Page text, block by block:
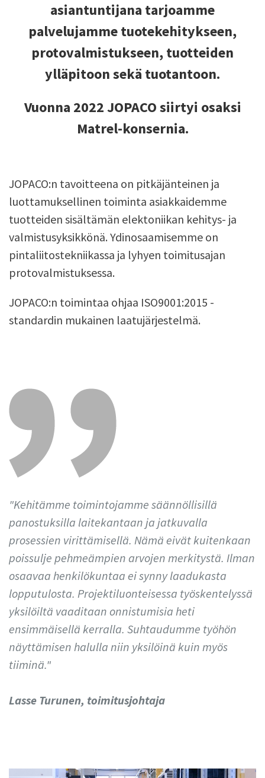
asiantuntijana tarjoamme
palvelujamme tuotekehitykseen,
protovalmistukseen, tuotteiden
ylläpitoon sekä tuotantoon.
Vuonna 2022 JOPACO siirtyi osaksi
Matrel-konsernia.
JOPACO:n tavoitteena on pitkäjänteinen ja
luottamuksellinen toiminta asiakkaidemme
tuotteiden sisältämän elektoniikan kehitys- ja
valmistusyksikkönä. Ydinosaamisemme on
pintaliitostekniikassa ja lyhyen toimitusajan
protovalmistuksessa.
JOPACO:n toimintaa ohjaa ISO9001:2015 -
standardin mukainen laatujärjestelmä.
"Kehitämme toimintojamme säännöllisillä
panostuksilla laitekantaan ja jatkuvalla
prosessien virittämisellä. Nämä eivät kuitenkaan
poissulje pehmeämpien arvojen merkitystä. Ilman
osaavaa henkilökuntaa ei synny laadukasta
lopputulosta. Projektiluonteisessa työskentelyssä
yksilöiltä vaaditaan onnistumisia heti
ensimmäisellä kerralla. Suhtaudumme työhön
näyttämisen halulla niin yksilöinä kuin myös
tiiminä."
Lasse Turunen, toimitusjohtaja